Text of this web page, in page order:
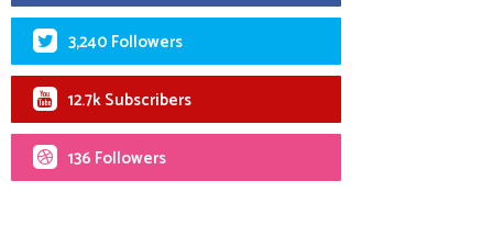
3,240 Followers
12.7k Subscribers
136 Followers